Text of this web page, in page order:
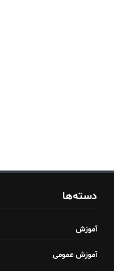
دسته‌ها
آموزش
آموزش عمومی